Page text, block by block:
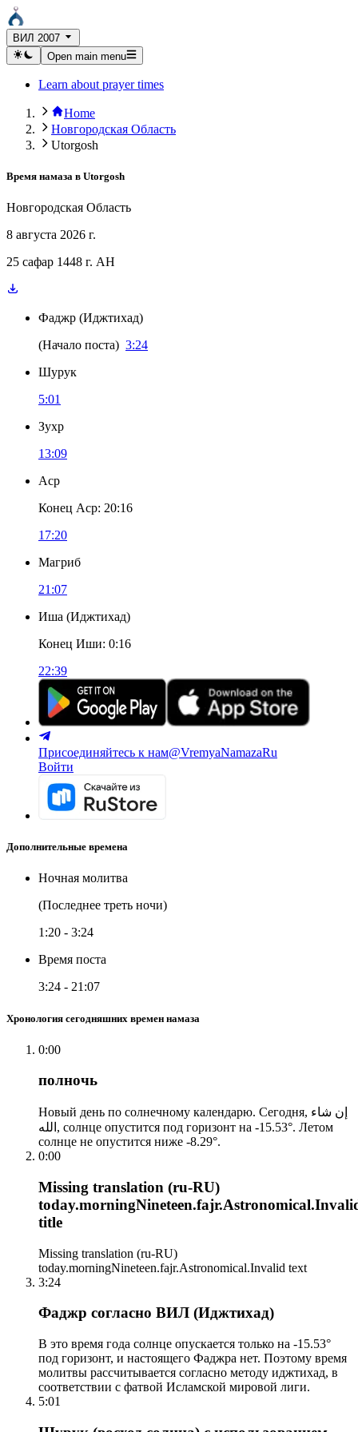
ВИЛ 2007
Open main menu
Learn about prayer times
Home
Новгородская Область
Utorgosh
Время намаза в Utorgosh
Новгородская Область
8 августа 2026 г.
25 сафар 1448 г. AH
Фаджр (Иджтихад)
(Начало поста) 3:24
Шурук
5:01
Зухр
13:09
Аср
Конец Аср: 20:16
17:20
Магриб
21:07
Иша (Иджтихад)
Конец Иши: 0:16
22:39
Присоединяйтесь к нам@VremyaNamazaRu
Войти
Дополнительные времена
Ночная молитва
(Последнее треть ночи)
1:20 - 3:24
Время поста
3:24 - 21:07
Хронология сегодняшних времен намаза
0:00
полночь
Новый день по солнечному календарю. Сегодня, إن شاء
الله, солнце опустится под горизонт на -15.53°. Летом
солнце не опустится ниже -8.29°.
0:00
Missing translation (ru-RU)
title
Missing translation (ru-RU)
today.morningNineteen.fajr.Astronomical.Invalid text
3:24
Фаджр согласно ВИЛ (Иджтихад)
В это время года солнце опускается только на -15.53°
под горизонт, и настоящего Фаджра нет. Поэтому время
молитвы рассчитывается согласно методу иджтихад, в
соответствии с фатвой Исламской мировой лиги.
5:01